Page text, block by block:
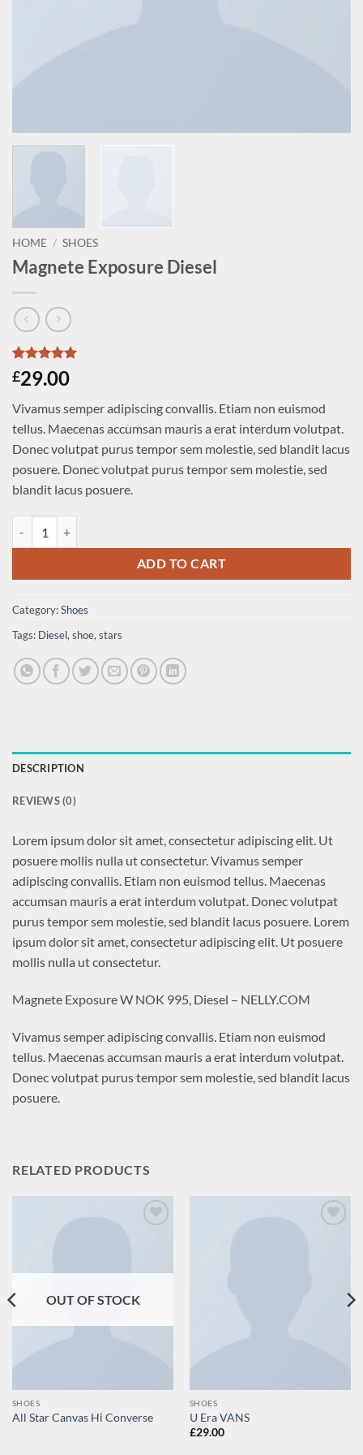
HOME / SHOES
Magnete Exposure Diesel
Rated5
out of 5
1
customer
rating
£29.00
Vivamus semper adipiscing convallis. Etiam non euismod
tellus. Maecenas accumsan mauris a erat interdum volutpat.
Donec volutpat purus tempor sem molestie, sed blandit lacus
posuere. Donec volutpat purus tempor sem molestie, sed
blandit lacus posuere.
ADD TO CART
Category:Shoes
Tags: Diesel, shoe, stars
DESCRIPTION
REVIEWS (0)
Lorem ipsum dolor sit amet, consectetur adipiscing elit. Ut
posuere mollis nulla ut consectetur. Vivamus semper
adipiscing convallis. Etiam non euismod tellus. Maecenas
accumsan mauris a erat interdum volutpat. Donec volutpat
purus tempor sem molestie, sed blandit lacus posuere. Lorem
ipsum dolor sit amet, consectetur adipiscing elit. Ut posuere
mollis nulla ut consectetur.
Magnete Exposure W NOK 995, Diesel – NELLY.COM
Vivamus semper adipiscing convallis. Etiam non euismod
tellus. Maecenas accumsan mauris a erat interdum volutpat.
Donec volutpat purus tempor sem molestie, sed blandit lacus
posuere.
RELATED PRODUCTS
OUT OF STOCK
SHOES
All Star Canvas Hi Converse
SHOES
U Era VANS
£29.00